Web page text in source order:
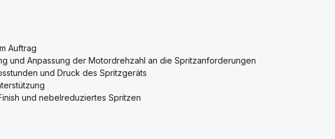
Auftrag
und Anpassung der Motordrehzahl an die Spritzanforderungen
und Druck des Spritzgeräts
und nebelreduziertes Spritzen